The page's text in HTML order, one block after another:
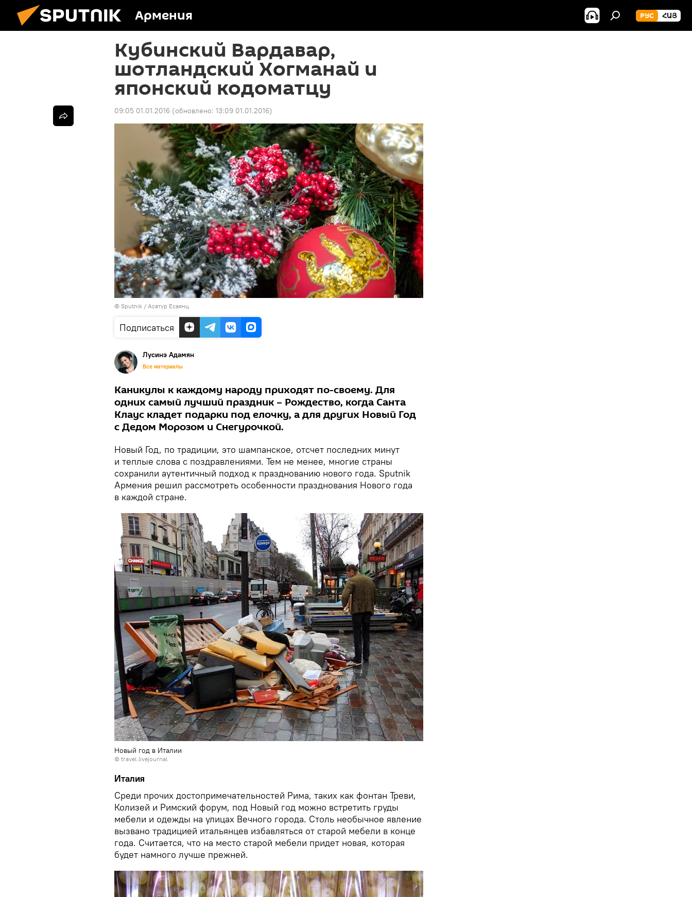
Армения РУС ՀԱՅ
Кубинский Вардавар,
шотландский Хогманай и
японский кодоматцу
09:05 01.01.2016 (обновлено: 13:09 01.01.2016)
© Sputnik / Асатур Есаянц
Подписаться
Лусинэ Адамян
Все материалы
Каникулы к каждому народу приходят по-своему. Для
одних самый лучший праздник – Рождество, когда Санта
Клаус кладет подарки под елочку, а для других Новый Год
с Дедом Морозом и Снегурочкой.
Новый Год, по традиции, это шампанское, отсчет последних минут
и теплые слова с поздравлениями. Тем не менее, многие страны
сохранили аутентичный подход к празднованию нового года. Sputnik
Армения решил рассмотреть особенности празднования Нового года
в каждой стране.
Новый год в Италии
© travel.livejournal
Италия
Среди прочих достопримечательностей Рима, таких как фонтан Треви,
Колизей и Римский форум, под Новый год можно встретить груды
мебели и одежды на улицах Вечного города. Столь необычное явление
вызвано традицией итальянцев избавляться от старой мебели в конце
года. Считается, что на место старой мебели придет новая, которая
будет намного лучше прежней.